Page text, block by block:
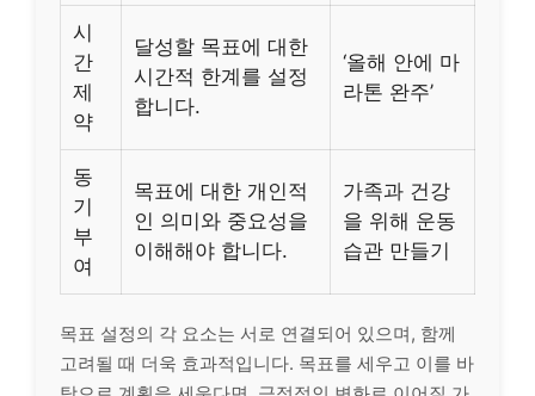
시
간
제
약
달성할 목표에 대한
시간적 한계를 설정
합니다.
‘올해 안에 마
라톤 완주’
동
기
부
여
목표에 대한 개인적
인 의미와 중요성을
이해해야 합니다.
가족과 건강
을 위해 운동
습관 만들기
목표 설정의 각 요소는 서로 연결되어 있으며, 함께
고려될 때 더욱 효과적입니다. 목표를 세우고 이를 바